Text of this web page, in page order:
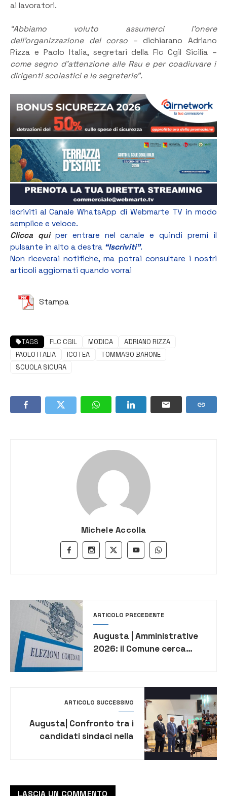
ai lavoratori.
“Abbiamo voluto assumerci l’onere
dell’organizzazione del corso – dichiarano Adriano
Rizza e Paolo Italia, segretari della Flc Cgil Sicilia –
come segno d’attenzione alle Rsu e per coadiuvare i
dirigenti scolastici e le segreterie”.
Iscriviti al Canale WhatsApp di Webmarte TV in modo
semplice e veloce.
Clicca quiper entrare nel canale e quindi premi il
pulsante in alto a destra “Iscriviti”.
Non riceverai notifiche, ma potrai consultare i nostri
articoli aggiornati quando vorrai
Stampa
TAGS FLC CGIL MODICA
ADRIANO RIZZA
PAOLO ITALIA
ICOTEA
TOMMASO BARONE
SCUOLA SICURA
Michele Accolla
ARTICOLO PRECEDENTE
Augusta | Amministrative
2026: il Comune cerca
ARTICOLO SUCCESSIVO
Augusta| Confronto tra i
candidati sindaci nella